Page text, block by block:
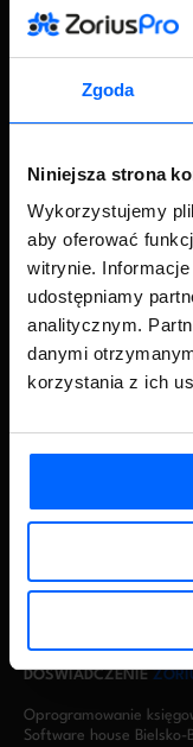
Zgoda
Niniejsza strona
Wykorzystujemy
aby oferować
witrynie.
udostępniamy
analitycznym.
danymi
korzystania z ich
eDokumenty – ECM, DMS
Nefeni – rozwiązania
Handel
Biura rachunkowe
Małe
Duża firma
Develogic
Krajowy Instytut Prawa
Symfonia R2Płatnik
HR / e-Pracownik /
Inewi – grafiki, RPC,
Oprogramowanie ERP
Wdrażanie
Rozwiązania
Oprogramowanie dla
Serwery w chmurze –
DOŚWIADCZENIE
Oprogramowanie
Software house Bielsko-